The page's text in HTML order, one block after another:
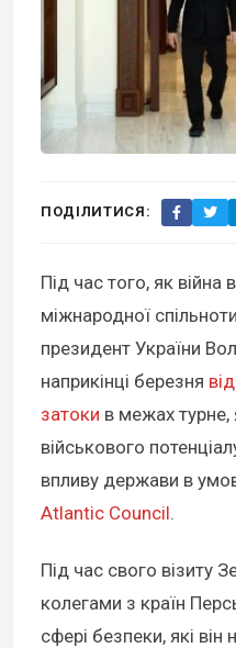
ПОДІЛИТИСЯ:
Під час того, як війна
міжнародної
президент України
наприкінці березня
затоки в межах турне,
військового
впливу держави в
Atlantic Council.
Під час свого візиту
колегами з країн
сфері безпеки, які він